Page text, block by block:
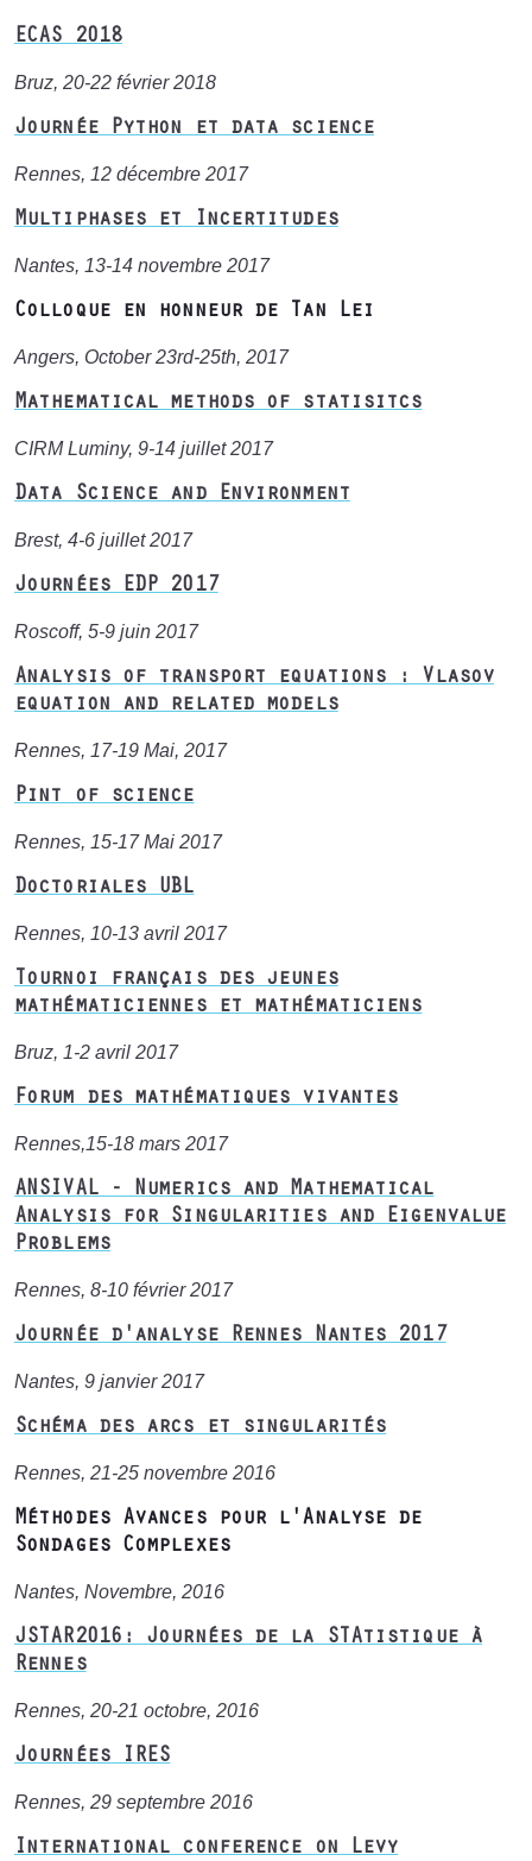
ECAS 2018
Bruz, 20-22 février 2018
Journée Python et data science
Rennes, 12 décembre 2017
Multiphases et Incertitudes
Nantes, 13-14 novembre 2017
Colloque en honneur de Tan Lei
Angers, October 23rd-25th, 2017
Mathematical methods of statisitcs
CIRM Luminy, 9-14 juillet 2017
Data Science and Environment
Brest, 4-6 juillet 2017
Journées EDP 2017
Roscoff, 5-9 juin 2017
Analysis of transport equations : Vlasov
equation and related models
Rennes, 17-19 Mai, 2017
Pint of science
Rennes, 15-17 Mai 2017
Doctoriales UBL
Rennes, 10-13 avril 2017
Tournoi français des jeunes
mathématiciennes et mathématiciens
Bruz, 1-2 avril 2017
Forum des mathématiques vivantes
Rennes,15-18 mars 2017
ANSIVAL - Numerics and Mathematical
Analysis for Singularities and Eigenvalue
Problems
Rennes, 8-10 février 2017
Journée d'analyse Rennes Nantes 2017
Nantes, 9 janvier 2017
Schéma des arcs et singularités
Rennes, 21-25 novembre 2016
Méthodes Avances pour l'Analyse de
Sondages Complexes
Nantes, Novembre, 2016
JSTAR2016: Journées de la STAtistique à
Rennes
Rennes, 20-21 octobre, 2016
Journées IRES
Rennes, 29 septembre 2016
International conference on Levy